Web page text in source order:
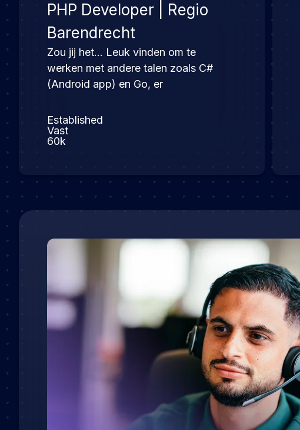
PHP Developer | Regio
Barendrecht
Zou jij het… Leuk vinden om te
werken met andere talen zoals C#
(Android app) en Go, er
Established
Vast
60k